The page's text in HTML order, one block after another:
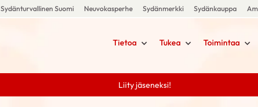
Sydänturvallinen Suomi Neuvokasperhe Sydänmerkki Sydänkauppa
Tietoa Tukea Toimintaa
Liity jäseneksi!